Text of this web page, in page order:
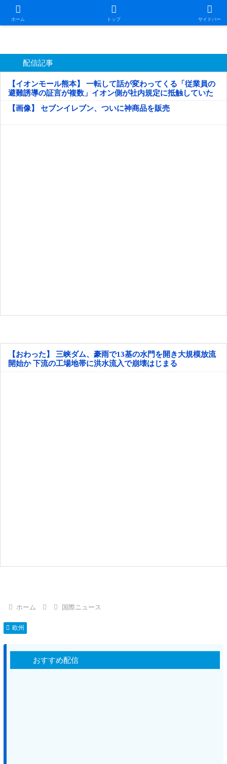
ホーム トップ サイドバー
日本第一！ニュース録
配信記事
【イオンモール熊本】 一転して話が変わってくる「従業員の
避難誘導の証言が複数」イオン側が社内規定に抵触していた
疑い
【画像】 セブンイレブン、ついに神商品を販売
【おわった】 三峡ダム、豪雨で13基の水門を開き大規模放流
開始か 下流の工場地帯に洪水流入で崩壊はじまる
ホーム 国際ニュース
欧州
おすすめ配信